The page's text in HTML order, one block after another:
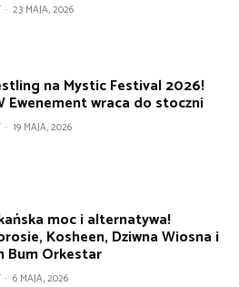
- 23 MAJA, 2026
na Mystic Festival 2026!
Ewenement wraca do stoczni
- 19 MAJA, 2026
moc i alternatywa!
Kosheen, Dziwna Wiosna i
Bum Orkestar
- 6 MAJA, 2026